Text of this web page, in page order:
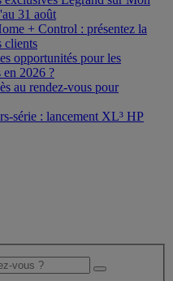
31 août
+ Control : présentez la
clients
opportunités pour les
en 2026 ?
au rendez-vous pour
série : lancement XL³ HP